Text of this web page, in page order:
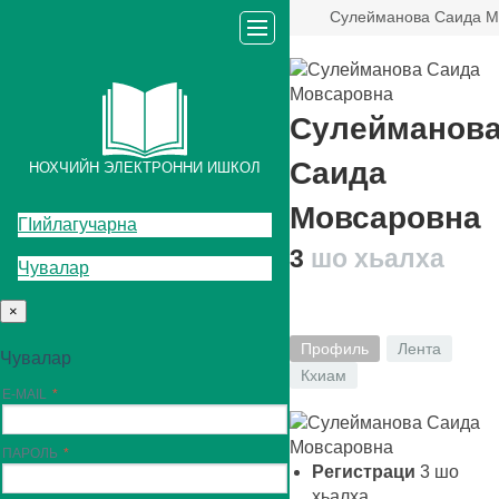
Сулейманова Саида
НОХЧИЙН ЭЛЕКТРОННИ ИШКОЛ
ГIийлагучарна
Чувалар
×
Чувалар
E-MAIL
ПАРОЛЬ
Саида
Мовсаровна
3 шо хьалха
Профиль
Лента
Кхиам
Регистраци 3 шо